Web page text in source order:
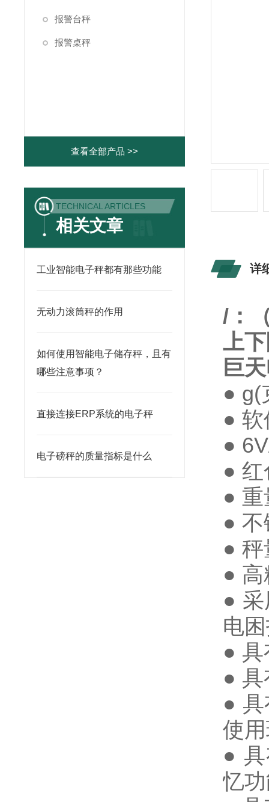
报警台秤
报警桌秤
查看全部产品 >>
TECHNICAL ARTICLES
相关文章
工业智能电子秤都有那些功能
无动力滚筒秤的作用
如何使用智能电子储存秤，且有
哪些注意事项？
直接连接ERP系统的电子秤
电子磅秤的质量指标是什么
详
/ ：
上
巨
● g(
●
●
●
●
●
●
●
●
电
●
●
●
使
●
忆